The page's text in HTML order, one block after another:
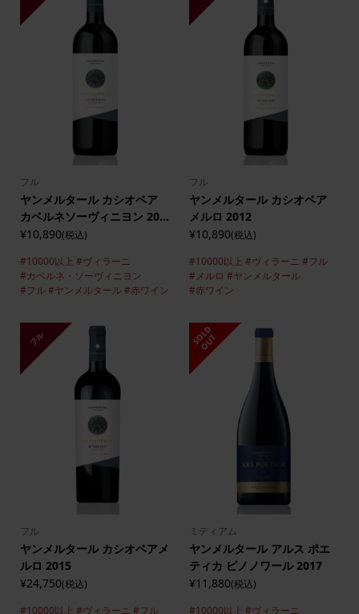
フル
ヤンメルタール カシオペア
カベルネソーヴィニヨン 20...
¥10,890(税込)
#10000以上 #ヴィラーニ
#カベルネ・ソーヴィニヨン
#フル#ヤンメルタール#赤ワイン
フル
ヤンメルタール カシオペア
メルロ 2012
¥10,890(税込)
#10000以上 #ヴィラーニ #フル
#メルロ #ヤンメルタール
#赤ワイン
フル
フル
ヤンメルタール カシオペアメ
ルロ 2015
¥24,750(税込)
#10000以上 #ヴィラーニ #フル
S
O
L
D
O
U
T
ミディアム
ヤンメルタール アルス ポエ
ティカ ピノノワール 2017
¥11,880(税込)
#10000以上 #ヴィラーニ